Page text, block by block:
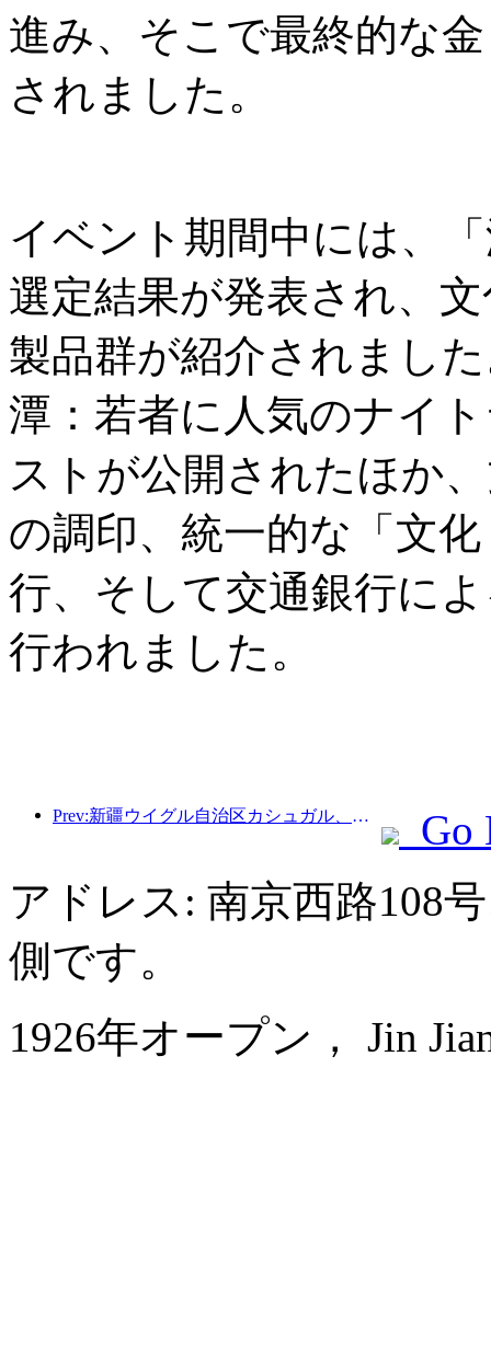
進み、そこで最終的な
されました。
イベント期間中には、
選定結果が発表され、
製品群が紹介されまし
潭：若者に人気のナイ
ストが公開されたほか
の調印、統一的な「文
行、そして交通銀行に
行われました。
Prev:新疆ウイグル自治区カシュガル、民族間交流の促進に向けた観光振興イベントを開催
Go
アドレス: 南京西路108
側です。
1926年オープン， Jin